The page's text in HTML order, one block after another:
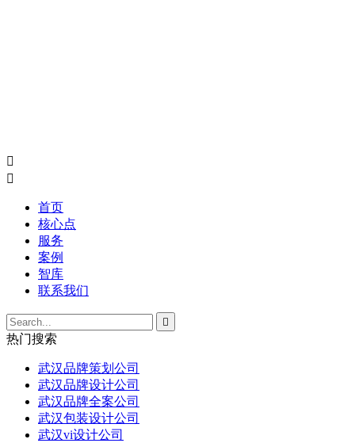


首页
核心点
服务
案例
智库
联系我们

热门搜索
武汉品牌策划公司
武汉品牌设计公司
武汉品牌全案公司
武汉包装设计公司
武汉vi设计公司